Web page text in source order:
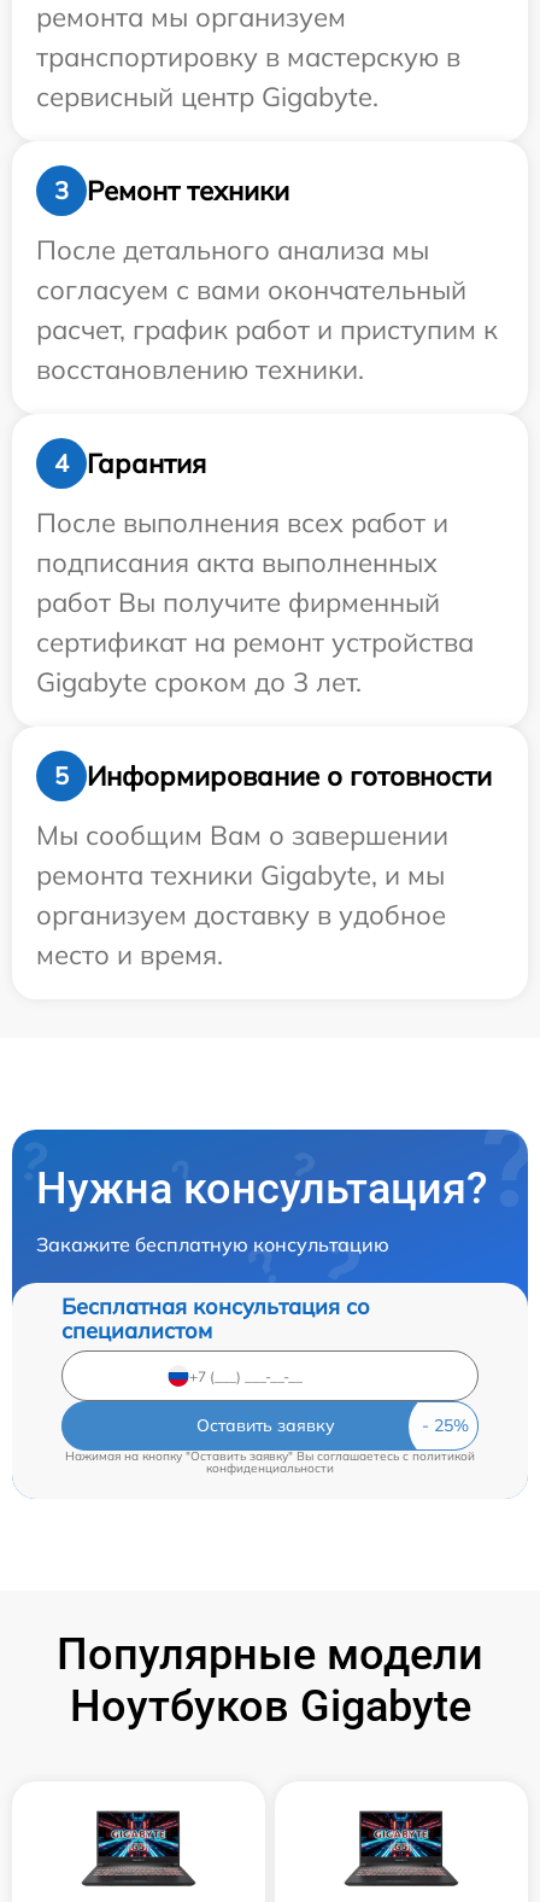
ремонта мы организуем
транспортировку в мастерскую в
сервисный центр Gigabyte.
3
Ремонт техники
После детального анализа мы
согласуем с вами окончательный
расчет, график работ и приступим к
восстановлению техники.
4
Гарантия
После выполнения всех работ и
подписания акта выполненных
работ Вы получите фирменный
сертификат на ремонт устройства
Gigabyte сроком до 3 лет.
5
Информирование о готовности
Мы сообщим Вам о завершении
ремонта техники Gigabyte, и мы
организуем доставку в удобное
место и время.
Нужна консультация?
Закажите бесплатную консультацию
Бесплатная консультация со
специалистом
Оставить заявку
Нажимая на кнопку "Оставить заявку" Вы соглашаетесь cполитикой
конфиденциальности
Популярные модели
Ноутбуков Gigabyte